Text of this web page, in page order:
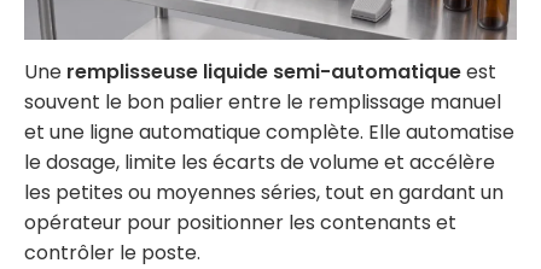
Une remplisseuse liquide semi-automatiqueest
souvent le bon palier entre le remplissage manuel
et une ligne automatique complète. Elle automatise
le dosage, limite les écarts de volume et accélère
les petites ou moyennes séries, tout en gardant un
opérateur pour positionner les contenants et
contrôler le poste.